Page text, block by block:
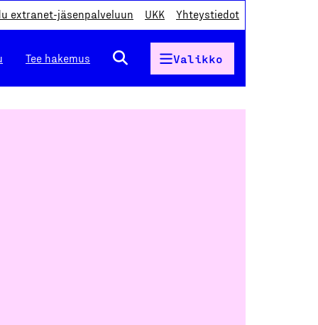
extranet-jäsenpalveluun UKK Yhteystiedot
Tee hakemus Valikko